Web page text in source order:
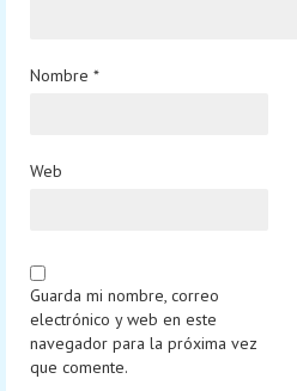
Nombre *
Web
Guarda mi nombre, correo
electrónico y web en este
navegador para la próxima vez
que comente.